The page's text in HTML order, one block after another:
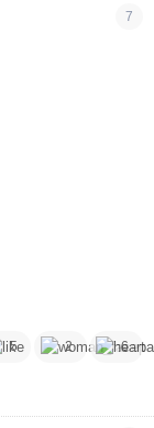
7
5 2 6